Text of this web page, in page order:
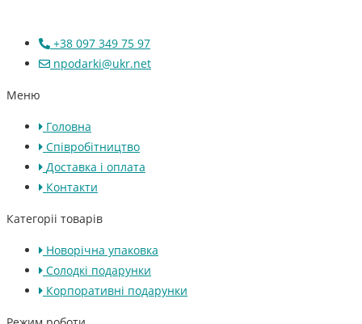
+38 097 349 75 97
npodarki@ukr.net
Меню
Головна
Співробітництво
Доставка і оплата
Контакти
Категоріі товарів
Новорічна упаковка
Солодкі подарунки
Корпоративні подарунки